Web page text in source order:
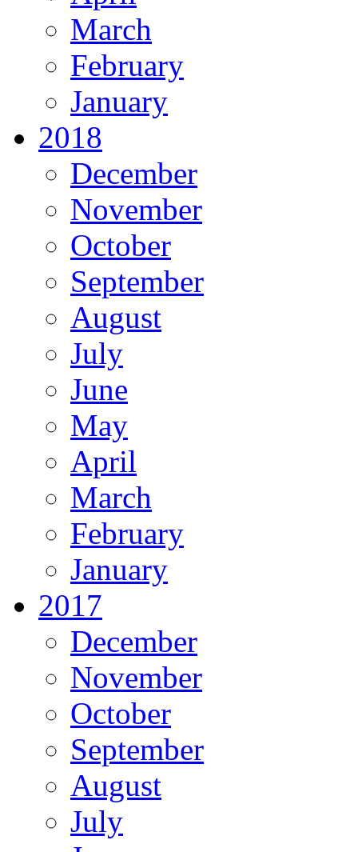
March
February
January
2018
December
November
October
September
August
July
June
May
April
March
February
January
2017
December
November
October
September
August
July